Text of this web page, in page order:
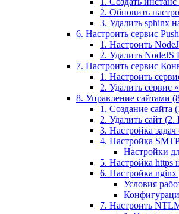
2. Обновить
3. Удалить sphinx
6. Настроить сервис
1. Настроить
2. Удалить NodeJS
7. Настроить сервис
1. Настроить
2. Удалить сервис
8. Управление сайтами
1. Создание сайта
2. Удалить сайт (2.
3. Настройка
4. Настройка
Настройки
5. Настройка https
6. Настройка nginx
Условия
7. Настроить